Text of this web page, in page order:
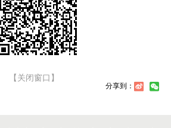
【关闭窗口】
分享到：